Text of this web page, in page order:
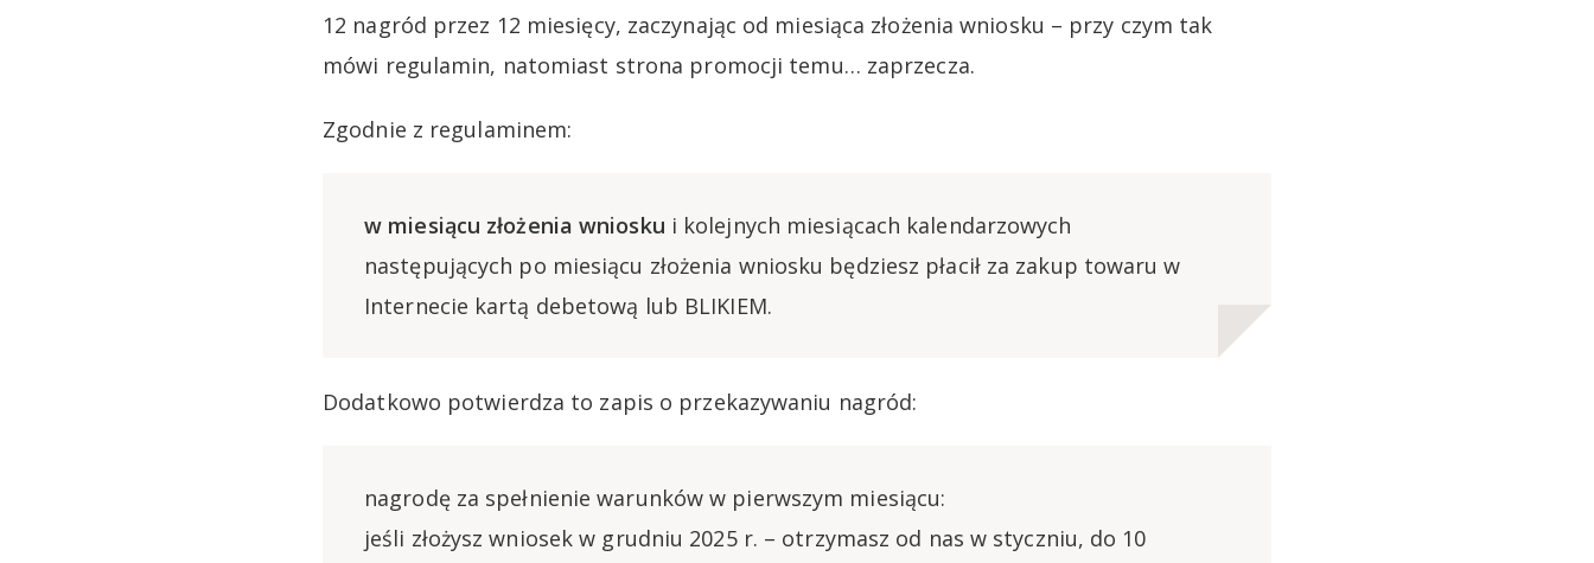
12 nagród przez 12 miesięcy, zaczynając od miesiąca złożenia wniosku – przy czym tak
mówi regulamin, natomiast strona promocji temu… zaprzecza.
Zgodnie z regulaminem:
w miesiącu złożenia wniosku i kolejnych miesiącach kalendarzowych
następujących po miesiącu złożenia wniosku będziesz płacił za zakup towaru w
Internecie kartą debetową lub BLIKIEM.
Dodatkowo potwierdza to zapis o przekazywaniu nagród:
nagrodę za spełnienie warunków w pierwszym miesiącu:
jeśli złożysz wniosek w grudniu 2025 r. – otrzymasz od nas w styczniu, do 10